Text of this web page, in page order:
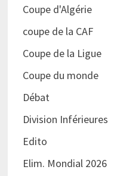
Coupe d'Algérie
coupe de la CAF
Coupe de la Ligue
Coupe du monde
Débat
Division Inférieures
Edito
Elim. Mondial 2026